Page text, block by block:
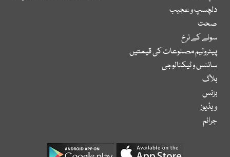
دلچسپ و عجیب
صحت
سونے کے نرخ
پیٹرولیم مصنوعات کی قیمتیں
سائنس و ٹیکنالوجی
بلاگ
بزنس
ویڈیوز
جرائم